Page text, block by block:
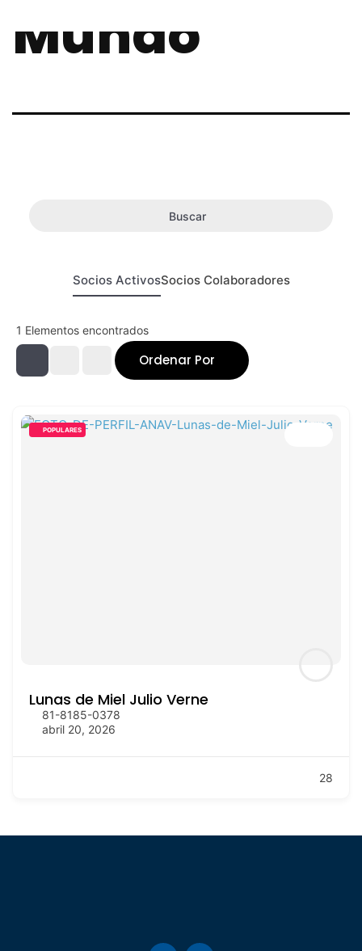
Mundo
Buscar
Socios ActivosSocios Colaboradores
1 Elementos encontrados
Ordenar Por
POPULARES
Lunas de Miel Julio Verne
81-8185-0378
abril 20, 2026
28